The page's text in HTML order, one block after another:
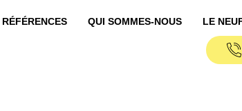
RÉFÉRENCES QUI SOMMES-NOUS LE